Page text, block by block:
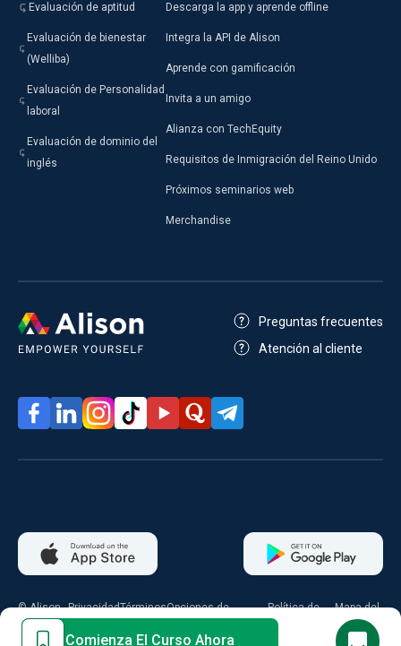
Comienza El Curso Ahora
Evaluación de aptitud
Evaluación de bienestar
(Welliba)
Evaluación de Personalidad
laboral
Evaluación de dominio del
inglés
Descarga la app y aprende offline
Integra la API de Alison
Aprende con gamificación
Invita a un amigo
Alianza con TechEquity
Requisitos de Inmigración del Reino Unido
Próximos seminarios web
Merchandise
Preguntas frecuentes
Atención al cliente
© Alison
2026
PrivacidadTérminosOpciones de
Política de
Mapa del
sitio